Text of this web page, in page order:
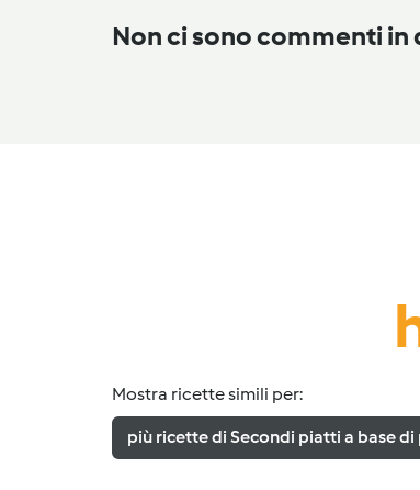
Non ci sono commenti
Mostra ricette simili per:
più ricette di Secondi piatti a base di